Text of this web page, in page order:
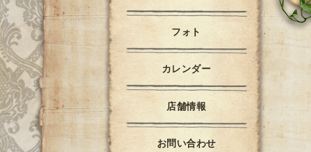
フォト
カレンダー
店舗情報
お問い合わせ